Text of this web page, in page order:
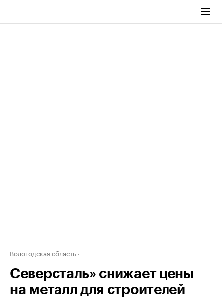
Вологодская область
Северсталь» снижает цены
на металл для строителей